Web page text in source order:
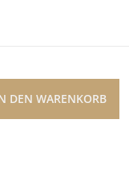
DEN WARENKORB